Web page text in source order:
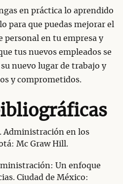
en práctica lo aprendido
para que puedas mejorar el
personal en tu empresa y
tus nuevos empleados se
nuevo lugar de trabajo y
y comprometidos.
Administración en los
Mc Graw Hill.
Un enfoque
Ciudad de México: